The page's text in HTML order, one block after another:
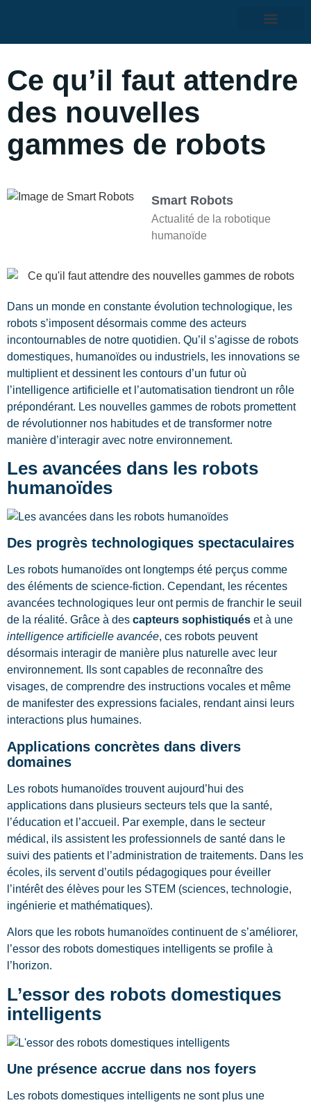
Ce qu’il faut attendre
des nouvelles
gammes de robots
Smart Robots
Actualité de la robotique
humanoïde
Dans un monde en constante évolution technologique, les
robots s’imposent désormais comme des acteurs
incontournables de notre quotidien. Qu’il s’agisse de robots
domestiques, humanoïdes ou industriels, les innovations se
multiplient et dessinent les contours d’un futur où
l’intelligence artificielle et l’automatisation tiendront un rôle
prépondérant. Les nouvelles gammes de robots promettent
de révolutionner nos habitudes et de transformer notre
manière d’interagir avec notre environnement.
Les avancées dans les robots
humanoïdes
Des progrès technologiques spectaculaires
Les robots humanoïdes ont longtemps été perçus comme
des éléments de science-fiction. Cependant, les récentes
avancées technologiques leur ont permis de franchir le seuil
de la réalité. Grâce à des capteurs sophistiqués et à une
intelligence artificielle avancée, ces robots peuvent
désormais interagir de manière plus naturelle avec leur
environnement. Ils sont capables de reconnaître des
visages, de comprendre des instructions vocales et même
de manifester des expressions faciales, rendant ainsi leurs
interactions plus humaines.
Applications concrètes dans divers
domaines
Les robots humanoïdes trouvent aujourd’hui des
applications dans plusieurs secteurs tels que la santé,
l’éducation et l’accueil. Par exemple, dans le secteur
médical, ils assistent les professionnels de santé dans le
suivi des patients et l’administration de traitements. Dans les
écoles, ils servent d’outils pédagogiques pour éveiller
l’intérêt des élèves pour les STEM (sciences, technologie,
ingénierie et mathématiques).
Alors que les robots humanoïdes continuent de s’améliorer,
l’essor des robots domestiques intelligents se profile à
l’horizon.
L’essor des robots domestiques
intelligents
Une présence accrue dans nos foyers
Les robots domestiques intelligents ne sont plus une